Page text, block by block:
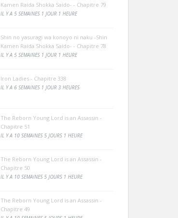
Kamen Raida Shokka Saido- - Chapitre 79
IL Y A 5 SEMAINES 1 JOUR 1 HEURE
Shin no yasuragi wa konoyo ni naku -Shin
Kamen Raida Shokka Saido- - Chapitre 78
IL Y A 5 SEMAINES 1 JOUR 1 HEURE
Iron Ladies - Chapitre 338
IL Y A 6 SEMAINES 1 JOUR 3 HEURES
The Reborn Young Lord is an Assassin -
Chapitre 51
IL Y A 10 SEMAINES 5 JOURS 1 HEURE
The Reborn Young Lord is an Assassin -
Chapitre 50
IL Y A 10 SEMAINES 5 JOURS 1 HEURE
The Reborn Young Lord is an Assassin -
Chapitre 49